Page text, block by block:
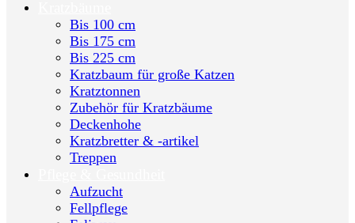
Bis 100 cm
Bis 175 cm
Bis 225 cm
Kratzbaum für große Katzen
Kratztonnen
Zubehör für Kratzbäume
Deckenhohe
Kratzbretter & -artikel
Treppen
Aufzucht
Fellpflege